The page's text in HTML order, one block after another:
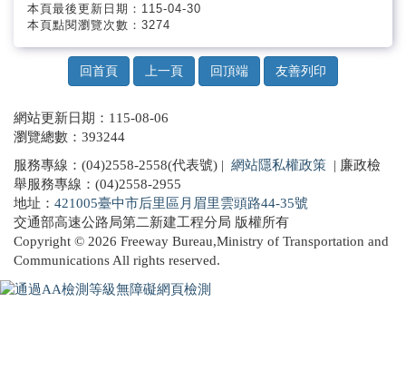
抗旱專區
本頁最後更新日期：115-04-30
本頁點閱瀏覽次數：3274
回首頁 上一頁 回頂端 友善列印
網站更新日期：115-08-06
瀏覽總數：393244
服務專線：(04)2558-2558(代表號) | 網站隱私權政策 | 廉政檢
舉服務專線：(04)2558-2955
地址： 421005臺中市后里區月眉里雲頭路44-35號
交通部高速公路局第二新建工程分局 版權所有
Copyright © 2026 Freeway Bureau,Ministry of Transportation and
Communications All rights reserved.